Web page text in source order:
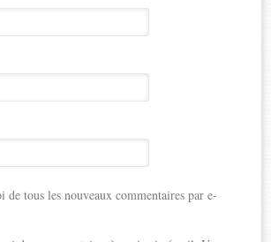
de tous les nouveaux commentaires par e-